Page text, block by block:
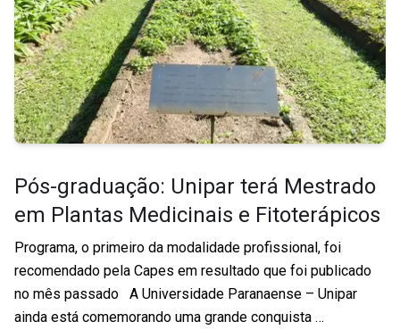
Pós-graduação: Unipar terá Mestrado
em Plantas Medicinais e Fitoterápicos
Programa, o primeiro da modalidade profissional, foi
recomendado pela Capes em resultado que foi publicado
no mês passado A Universidade Paranaense – Unipar
ainda está comemorando uma grande conquista …